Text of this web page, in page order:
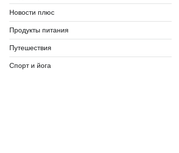
Новости плюс
Продукты питания
Путешествия
Спорт и йога